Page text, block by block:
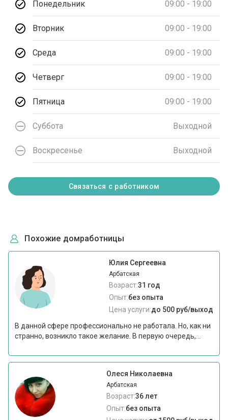
Понедельник 09:00 - 19:00
Вторник 09:00 - 19:00
Среда 09:00 - 19:00
Четверг 09:00 - 19:00
Пятница 09:00 - 19:00
Суббота Выходной
Воскресенье Выходной
Связаться с работником
Похожие домработницы
Юлия Сергеевна
Арбатская
Возраст:31 год
Опыт:без опыта
Цена услуги:до 500 руб/выход
В данной сфере профессионально не работала. Но, как ни
странно, возникло такое желание. В первую очередь,...
Олеся Николаевна
Арбатская
Возраст:36 лет
Опыт:без опыта